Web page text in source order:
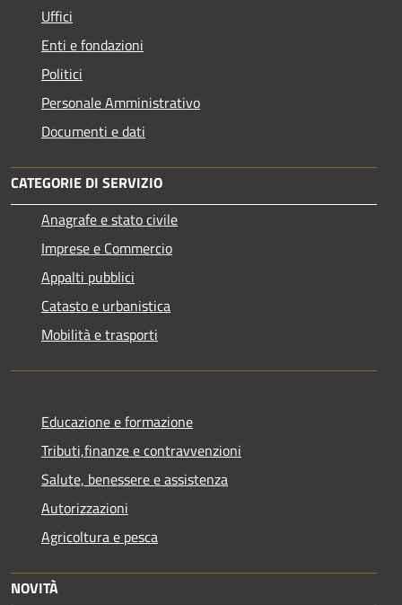
Uffici
Enti e fondazioni
Politici
Personale Amministrativo
Documenti e dati
CATEGORIE DI SERVIZIO
Anagrafe e stato civile
Imprese e Commercio
Appalti pubblici
Catasto e urbanistica
Mobilità e trasporti
Educazione e formazione
Tributi,finanze e contravvenzioni
Salute, benessere e assistenza
Autorizzazioni
Agricoltura e pesca
NOVITÀ